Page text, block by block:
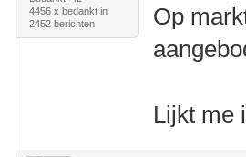
4456 x bedankt in
2452 berichten
Op
Lijkt me